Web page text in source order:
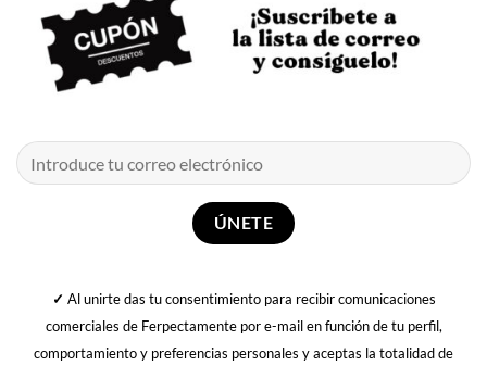
✓ Al unirte das tu consentimiento para recibir comunicaciones
comerciales de Ferpectamente por e-mail en función de tu perfil,
comportamiento y preferencias personales y aceptas la totalidad de